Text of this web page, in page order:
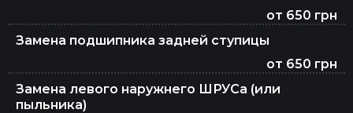
от 650 грн
Замена подшипника задней ступицы
от 650 грн
Замена левого наружнего ШРУСа (или
пыльника)